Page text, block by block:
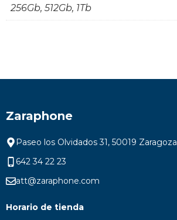
256Gb, 512Gb, 1Tb
Zaraphone
Paseo los Olvidados 31, 50019 Zaragoza
642 34 22 23
att@zaraphone.com
Horario de tienda